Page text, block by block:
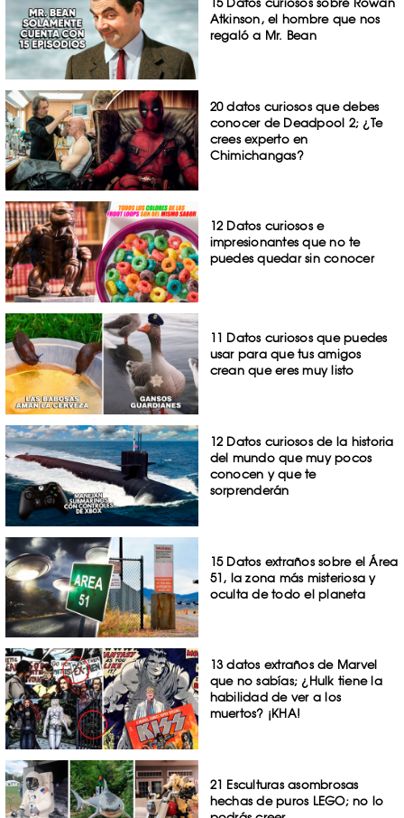
Atkinson, el hombre que nos
regaló a Mr. Bean
20 datos curiosos que debes
conocer de Deadpool 2; ¿Te
crees experto en
Chimichangas?
12 Datos curiosos e
impresionantes que no te
puedes quedar sin conocer
11 Datos curiosos que puedes
usar para que tus amigos
crean que eres muy listo
12 Datos curiosos de la historia
del mundo que muy pocos
conocen y que te
sorprenderán
15 Datos extraños sobre el Área
51, la zona más misteriosa y
oculta de todo el planeta
13 datos extraños de Marvel
que no sabías; ¿Hulk tiene la
habilidad de ver a los
muertos? ¡KHA!
21 Esculturas asombrosas
hechas de puros LEGO; no lo